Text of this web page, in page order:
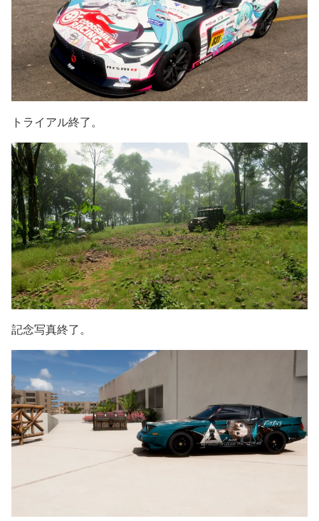
トライアル終了。
記念写真終了。